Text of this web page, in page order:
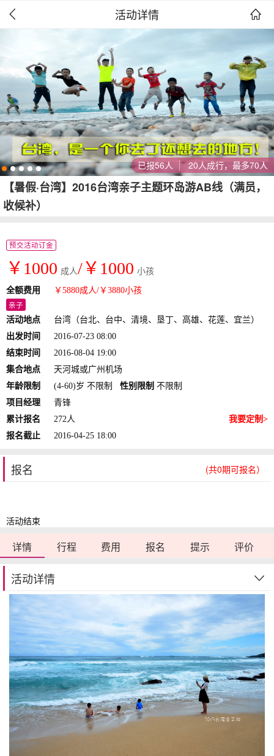
 活动详情 
已报56人 20人成行，最多70人
【暑假·台湾】2016台湾亲子主题环岛游AB线（满员，
收候补）
预交活动订金
￥1000 成人/￥1000 小孩
全额费用 ￥5880成人/￥3880小孩
亲子
活动地点
台湾（台北、台中、清境、垦丁、高雄、花莲、宜兰）
出发时间
2016-07-23 08:00
结束时间
2016-08-04 19:00
集合地点
天河城或广州机场
年龄限制
(4-60)岁 不限制 性别限制 不限制
项目经理
青锋
累计报名
272人
我要定制>
报名截止
2016-04-25 18:00
报名 (共0期可报名）
活动结束
详情 行程 费用 报名 提示 评价
活动详情